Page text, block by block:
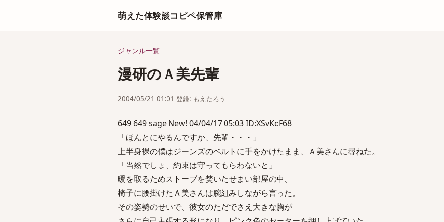
萌えた体験談コピペ保管庫
ジャンル一覧
漫研のＡ美先輩
2004/05/21 01:01 登録: もえたろう
649 649 sage New! 04/04/17 05:03 ID:XSvKqF68
「ほんとにやるんですか、先輩・・・」
上半身裸の僕はジーンズのベルトに手をかけたまま、Ａ美さんに尋ねた。
「当然でしょ、約束は守ってもらわないと」
暖を取るためストーブを焚いたせまい部屋の中、
椅子に腰掛けたＡ美さんは腕組みしながら言った。
その姿勢のせいで、彼女のただでさえ大きな胸が